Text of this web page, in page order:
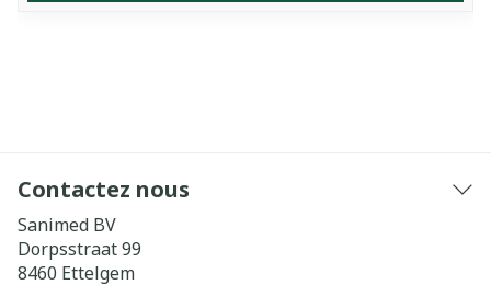
Contactez nous
Sanimed BV
Dorpsstraat 99
8460 Ettelgem